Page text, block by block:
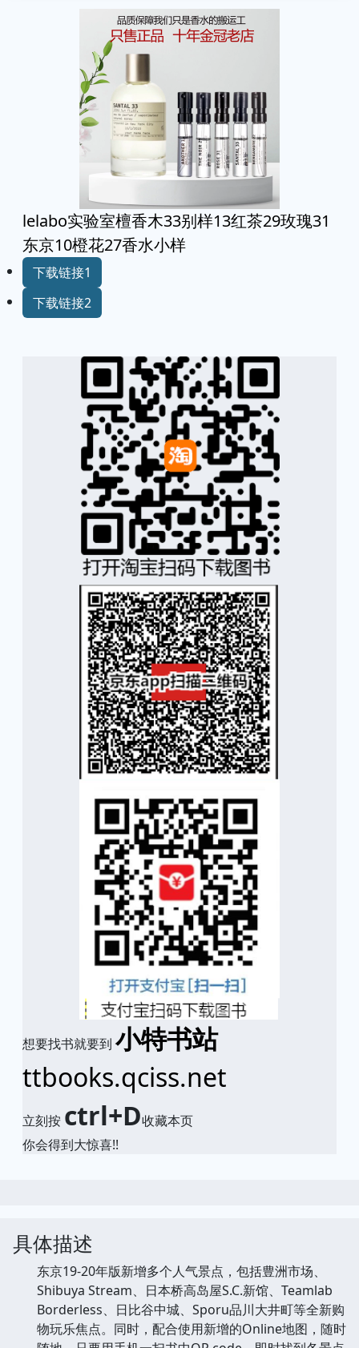
lelabo实验室檀香木33别样13红茶29玫瑰31
东京10橙花27香水小样
下载链接1
下载链接2
想要找书就要到 小特书站
ttbooks.qciss.net
立刻按 ctrl+D收藏本页
你会得到大惊喜!!
具体描述
东京19-20年版新增多个人气景点，包括豊洲市场、
Shibuya Stream、日本桥高岛屋S.C.新馆、Teamlab
Borderless、日比谷中城、Sporu品川大井町等全新购
物玩乐焦点。同时，配合使用新增的Online地图，随时